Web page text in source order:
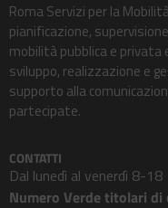
Roma Servizi per la
pianificazione,
mobilità pubblica e
sviluppo, realizzazione e
supporto alla
partecipate.
CONTATTI
Dal lunedì al venerdì 8-18
Numero Verde titolari